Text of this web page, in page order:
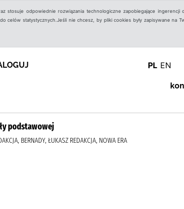
stosuje odpowiednie rozwiązania technologiczne zapobiegające ingerencji
celów statystycznych.Jeśli nie chcesz, by pliki cookies były zapisywane na
PL EN
podstawowej
BERNADY, ŁUKASZ REDAKCJA, NOWA ERA